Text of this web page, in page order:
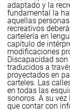
adaptado y la
fundamental la
aquellas
recreativos
cartelería en
capítulo de
modificaciones
Discapacidad
traducidos a
proyectados en
carteles. Las
en todas las
sonoros. A su
que contar con